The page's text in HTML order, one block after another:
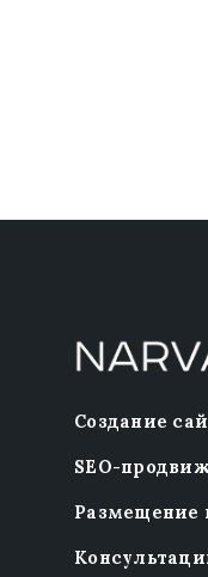
Создание
SEO-
Размещение